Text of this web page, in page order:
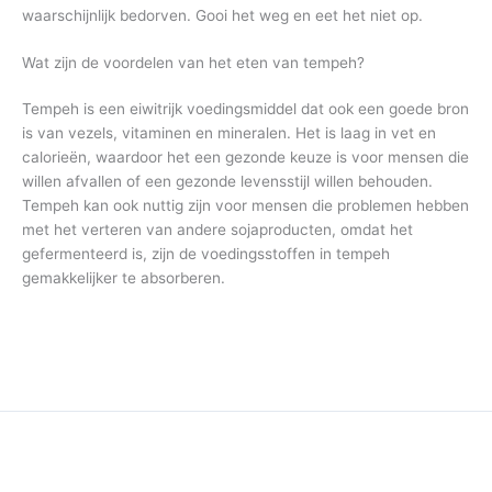
waarschijnlijk bedorven. Gooi het weg en eet het niet op.
Wat zijn de voordelen van het eten van tempeh?
Tempeh is een eiwitrijk voedingsmiddel dat ook een goede bron
is van vezels, vitaminen en mineralen. Het is laag in vet en
calorieën, waardoor het een gezonde keuze is voor mensen die
willen afvallen of een gezonde levensstijl willen behouden.
Tempeh kan ook nuttig zijn voor mensen die problemen hebben
met het verteren van andere sojaproducten, omdat het
gefermenteerd is, zijn de voedingsstoffen in tempeh
gemakkelijker te absorberen.